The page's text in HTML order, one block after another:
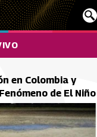
en Colombia y
de El Niño